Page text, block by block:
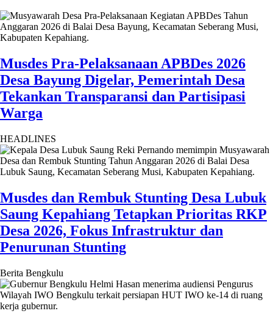
Musdes Pra-Pelaksanaan APBDes 2026
Desa Bayung Digelar, Pemerintah Desa
Tekankan Transparansi dan Partisipasi
Warga
HEADLINES
Musdes dan Rembuk Stunting Desa Lubuk
Saung Kepahiang Tetapkan Prioritas RKP
Desa 2026, Fokus Infrastruktur dan
Penurunan Stunting
Berita Bengkulu